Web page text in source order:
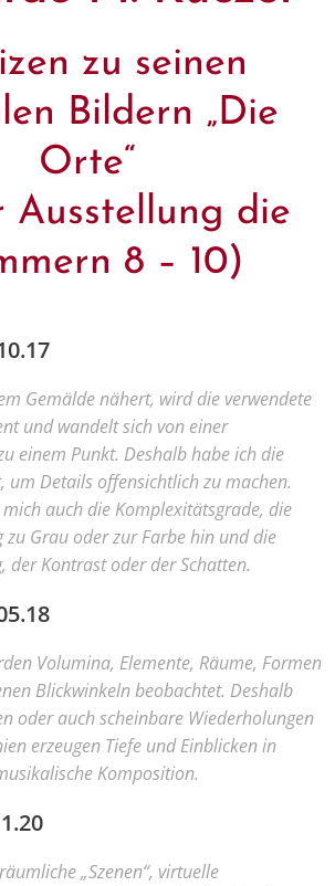
zu seinen
Bildern „Die
Orte“
Ausstellung die
8 – 10)
Gemälde nähert, wird die verwendete
und wandelt sich von einer
einem Punkt. Deshalb habe ich die
um Details offensichtlich zu machen.
auch die Komplexitätsgrade, die
zu Grau oder zur Farbe hin und die
der Kontrast oder der Schatten.
Volumina, Elemente, Räume, Formen
Blickwinkeln beobachtet. Deshalb
oder auch scheinbare Wiederholungen
erzeugen Tiefe und Einblicken in
Komposition.
„Szenen“, virtuelle